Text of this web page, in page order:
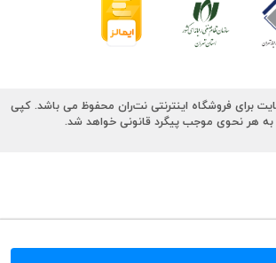
برای فروشگاه اینترنتی نت‌ران محفوظ می باشد. کپی
به هر نحوی موجب پیگرد قانونی خواهد شد.